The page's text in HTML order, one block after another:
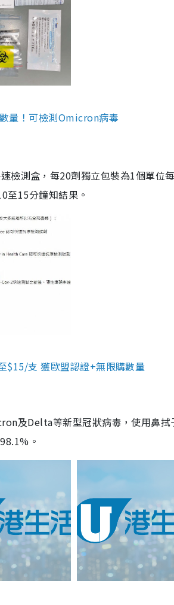
量！可檢測Omicron病毒
檢測盒，每20劑獨立包裝為1個單位
至15分鐘知結果。
$15/支 獲歐盟認證+無限購數量
及Delta等新型冠狀病毒，使用鼻拭
。